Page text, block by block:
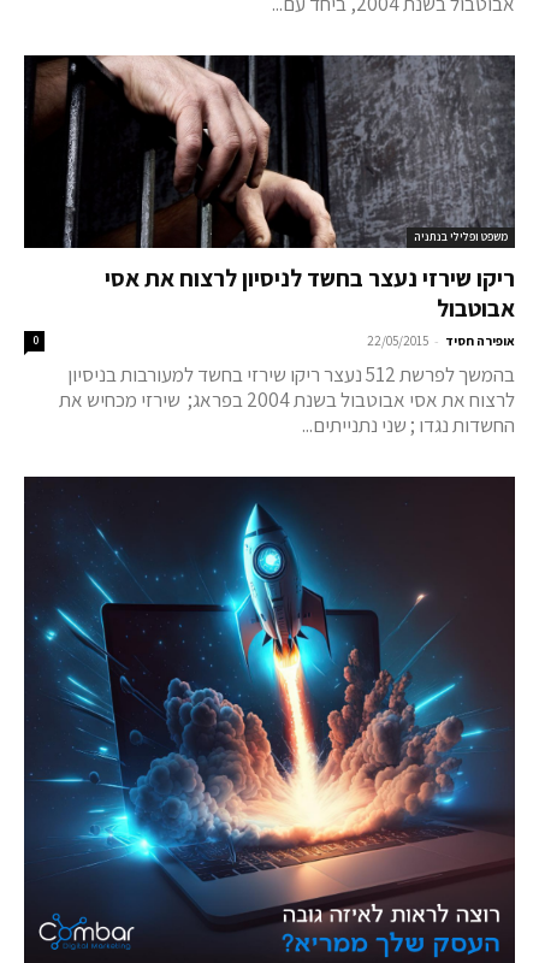
משפט ופלילי בנתניה
ריקו שירזי נעצר בחשד לניסיון לרצוח את אסי
אבוטבול
אופירה חסיד -
22/05/2015
0
בהמשך לפרשת 512 נעצר ריקו שירזי בחשד למעורבות בניסיון
לרצוח את אסי אבוטבול בשנת 2004 בפראג; שירזי מכחיש את
החשדות נגדו ; שני נתנייתים...